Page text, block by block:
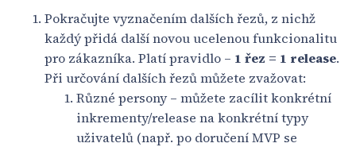
Pokračujte vyznačením dalších řezů, z nichž
každý přidá další novou ucelenou funkcionalitu
pro zákazníka. Platí pravidlo – 1 řez = 1 release.
Při určování dalších řezů můžete zvažovat:
Různé persony – můžete zacílit konkrétní
inkrementy/release na konkrétní typy
uživatelů (např. po doručení MVP se